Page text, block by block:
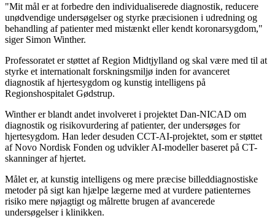
"Mit mål er at forbedre den individualiserede diagnostik, reducere
unødvendige undersøgelser og styrke præcisionen i udredning og
behandling af patienter med mistænkt eller kendt koronarsygdom,"
siger Simon Winther.
Professoratet er støttet af Region Midtjylland og skal være med til at
styrke et internationalt forskningsmiljø inden for avanceret
diagnostik af hjertesygdom og kunstig intelligens på
Regionshospitalet Gødstrup.
Winther er blandt andet involveret i projektet Dan-NICAD om
diagnostik og risikovurdering af patienter, der undersøges for
hjertesygdom. Han leder desuden CCT-AI-projektet, som er støttet
af Novo Nordisk Fonden og udvikler AI-modeller baseret på CT-
skanninger af hjertet.
Målet er, at kunstig intelligens og mere præcise billeddiagnostiske
metoder på sigt kan hjælpe lægerne med at vurdere patienternes
risiko mere nøjagtigt og målrette brugen af avancerede
undersøgelser i klinikken.